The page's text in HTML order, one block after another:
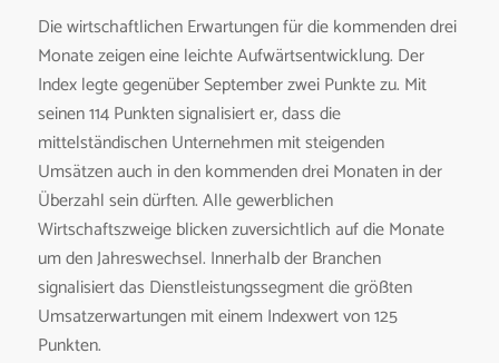
Die wirtschaftlichen Erwartungen für die kommenden drei
Monate zeigen eine leichte Aufwärtsentwicklung. Der
Index legte gegenüber September zwei Punkte zu. Mit
seinen 114 Punkten signalisiert er, dass die
mittelständischen Unternehmen mit steigenden
Umsätzen auch in den kommenden drei Monaten in der
Überzahl sein dürften. Alle gewerblichen
Wirtschaftszweige blicken zuversichtlich auf die Monate
um den Jahreswechsel. Innerhalb der Branchen
signalisiert das Dienstleistungssegment die größten
Umsatzerwartungen mit einem Indexwert von 125
Punkten.